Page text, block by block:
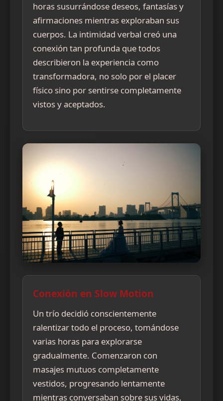
horas susurrándose deseos, fantasías y
afirmaciones mientras exploraban sus
cuerpos. La intimidad verbal creó una
conexión tan profunda que todos
describieron la experiencia como
transformadora, no solo por el placer
físico sino por sentirse completamente
vistos y aceptados.
Conexión en Slow Motion
Un trío decidió conscientemente
ralentizar todo el proceso, tomándose
varias horas para explorarse
gradualmente. Comenzaron con
masajes mutuos completamente
vestidos, progresando lentamente
mientras conversaban sobre sus vidas,